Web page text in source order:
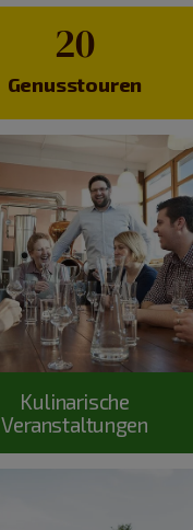
20
Genusstouren
Kulinarische
Veranstaltungen